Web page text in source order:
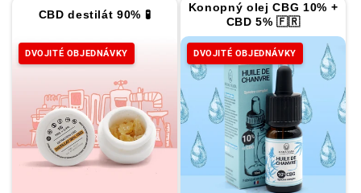
CBD destilát 90% 🧪
DVOJITÉ OBJEDNÁVKY
Konopný olej CBG 10% +
CBD 5% 🇫🇷
DVOJITÉ OBJEDNÁVKY